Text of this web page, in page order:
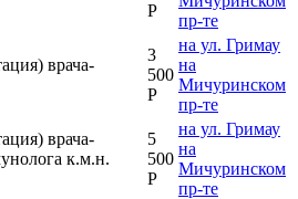
Р
пр-те
врача-
3
500
Р
на ул. Гримау
на
Мичуринском
пр-те
врача-
к.м.н.
5
500
Р
на ул. Гримау
на
Мичуринском
пр-те